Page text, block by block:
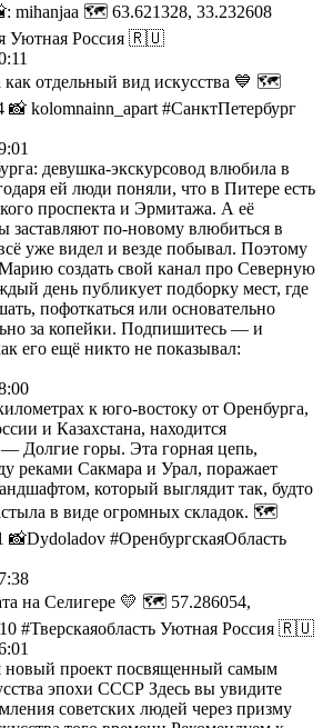
mihanjaa 🗺️ 63.621328, 33.232608
Уютная Россия 🇷🇺
как отдельный вид искусства 💙 🗺️
📸 kolomnainn_apart #СанктПетербург
девушка-экскурсовод влюбила в
ей люди поняли, что в Питере есть
проспекта и Эрмитажа. А её
заставляют по-новому влюбиться в
уже видел и везде побывал. Поэтому
создать свой канал про Северную
день публикует подборку мест, где
пофоткаться или основательно
за копейки. Подпишитесь — и
его ещё никто не показывал:
к юго-востоку от Оренбурга,
и Казахстана, находится
— Долгие горы. Эта горная цепь,
реками Сакмара и Урал, поражает
который выглядит так, будто
в виде огромных складок. 🗺️
📸Dydoladov #ОренбургскаяОбласть
на Селигере 💛 🗺️ 57.286054,
#Тверскаяобласть Уютная Россия 🇷🇺
новый проект посвященный самым
эпохи СССР Здесь вы увидите
советских людей через призму